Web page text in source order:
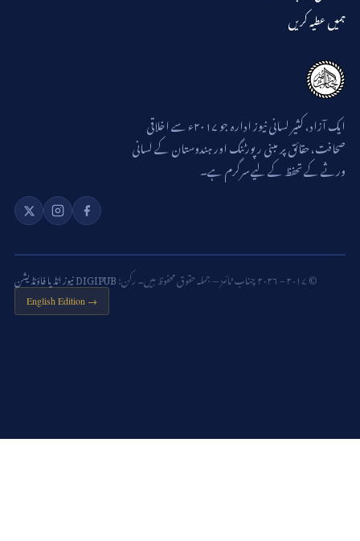
ہمیں عطیہ کریں
ایک آزاد، کثیر لسانی نیوز ادارہ جو ۲۰۱۷ء سے اخلاقی
صحافت، حقائق پر مبنی رپورٹنگ اور ہندوستان کے لسانی
ورثے کے تحفظ کے لیے سرگرم ہے۔
DIGIPUB نیوز انڈیا فاؤنڈیشن
English Edition →